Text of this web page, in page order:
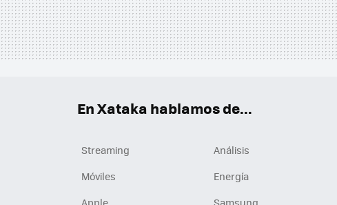
En Xataka hablamos de...
Streaming Análisis
Móviles
Energía